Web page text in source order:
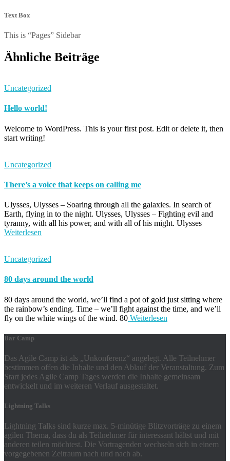
Text Box
This is “Pages” Sidebar
Ähnliche Beiträge
Uncategorized
Hello world!
Welcome to WordPress. This is your first post. Edit or delete it, then
start writing!
Uncategorized
There’s a voice that keeps on calling me
Ulysses, Ulysses – Soaring through all the galaxies. In search of
Earth, flying in to the night. Ulysses, Ulysses – Fighting evil and
tyranny, with all his power, and with all of his might. Ulysses
Weiterlesen
Uncategorized
80 days around the world
80 days around the world, we’ll find a pot of gold just sitting where
the rainbow’s ending. Time – we’ll fight against the time, and we’ll
fly on the white wings of the wind. 80 Weiterlesen
Bar Camp
Das Agile Camp ist als „Unkonferenz“ angelegt. Alle Teilnehmer
bestimmen offen die Inhalte und den Ablauf der Veranstaltung. Zum
Start jedes Agile Camp Tages werden die Inhalte gemeinsam
entwickelt und im weiteren Verlauf ausgestaltet.
Lightning Talks
Lightning Talks sind kurze max. 5-minütige Blitzvorträge zu einem
agilen Thema, dass du als Teilnehmer für interessant hältst und mit
anderen teilen möchtest. Die Vortragenden wechseln sich in einem
vorgegebenen Zeitraum nach und nach ab.